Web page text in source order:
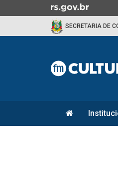
para
a
SECRETARIA DE